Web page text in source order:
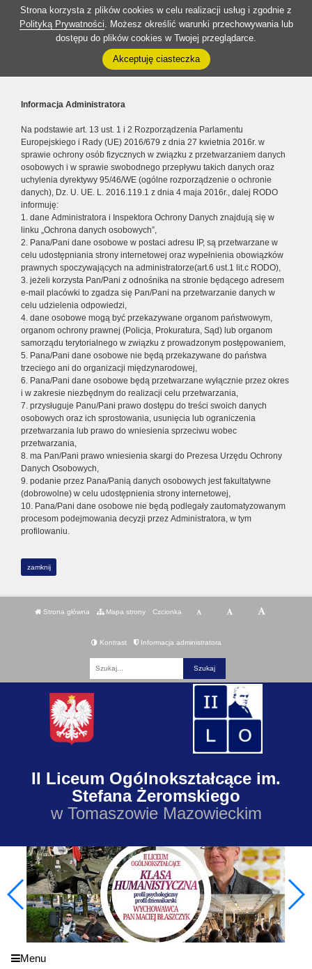
Strona korzysta z plików cookies w celu realizacji usług i zgodnie z
Polityką Prywatności. Możesz określić warunki przechowywania lub
dostępu do plików cookies w Twojej przeglądarce.
Akceptuję ciasteczka
Informacja Administratora
Na podstawie art. 13 ust. 1 i 2 Rozporządzenia Parlamentu
Europejskiego i Rady (UE) 2016/679 z dnia 27 kwietnia 2016r. w
sprawie ochrony osób fizycznych w związku z przetwarzaniem danych
osobowych i w sprawie swobodnego przepływu takich danych oraz
uchylenia dyrektywy 95/46/WE (ogólne rozporządzenie o ochronie
danych), Dz. U. UE. L. 2016.119.1 z dnia 4 maja 2016r., dalej RODO
informuję:
1. dane Administratora i Inspektora Ochrony Danych znajdują się w
linku „Ochrona danych osobowych”,
2. Pana/Pani dane osobowe w postaci adresu IP, są przetwarzane w
celu udostępniania strony internetowej oraz wypełnienia obowiązków
prawnych spoczywających na administratorze(art.6 ust.1 lit.c RODO),
3. jeżeli korzysta Pan/Pani z odnośnika na stronie będącego adresem
e-mail placówki to zgadza się Pan/Pani na przetwarzanie danych w
celu udzielenia odpowiedzi,
4. dane osobowe mogą być przekazywane organom państwowym,
organom ochrony prawnej (Policja, Prokuratura, Sąd) lub organom
samorządu terytorialnego w związku z prowadzonym postępowaniem,
5. Pana/Pani dane osobowe nie będą przekazywane do państwa
trzeciego ani do organizacji międzynarodowej,
6. Pana/Pani dane osobowe będą przetwarzane wyłącznie przez okres
i w zakresie niezbędnym do realizacji celu przetwarzania,
7. przysługuje Panu/Pani prawo dostępu do treści swoich danych
osobowych oraz ich sprostowania, usunięcia lub ograniczenia
przetwarzania lub prawo do wniesienia sprzeciwu wobec
przetwarzania,
8. ma Pan/Pani prawo wniesienia skargi do Prezesa Urzędu Ochrony
Danych Osobowych,
9. podanie przez Pana/Panią danych osobowych jest fakultatywne
(dobrowolne) w celu udostępnienia strony internetowej,
10. Pana/Pani dane osobowe nie będą podlegały zautomatyzowanym
procesom podejmowania decyzji przez Administratora, w tym
profilowaniu.
zamknij
Strona główna Mapa strony Czcionka
Kontrast Informacja administratora
II Liceum Ogólnokształcące im.
Stefana Żeromskiego
w Tomaszowie Mazowieckim
Menu